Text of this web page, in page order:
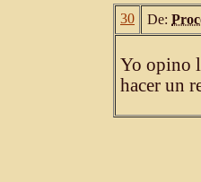
30 De:
Yo opino
hacer un